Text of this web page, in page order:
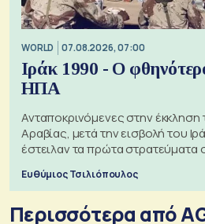
WORLD 07.08.2026, 07:00
Ιράκ 1990 - Ο
ΗΠΑ
Ανταποκρινόμενες στην έκκληση
Αραβίας, μετά την εισβολή του
έστειλαν τα πρώτα
Ευθύμιος Τσιλιόπουλος
Περισσότερα από